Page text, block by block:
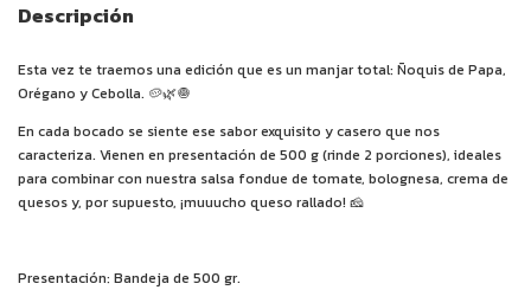
Descripción
Esta vez te traemos una edición que es un manjar total: Ñoquis de Papa,
Orégano y Cebolla. 🥔🌿🧅
En cada bocado se siente ese sabor exquisito y casero que nos
caracteriza. Vienen en presentación de 500 g (rinde 2 porciones), ideales
para combinar con nuestra salsa fondue de tomate, bolognesa, crema de
quesos y, por supuesto, ¡muuucho queso rallado! 🧀
Presentación: Bandeja de 500 gr.